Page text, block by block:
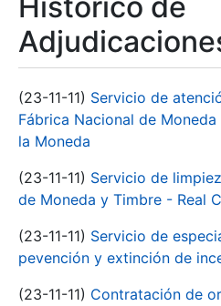
(23-11-11) Servicio de
Fábrica Nacional de
la Moneda
(23-11-11) Servicio de
de Moneda y Timbre - Real
(23-11-11) Servicio de
pevención y extinción de
(23-11-11) Contratación de